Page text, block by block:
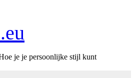
je je persoonlijke stijl kunt